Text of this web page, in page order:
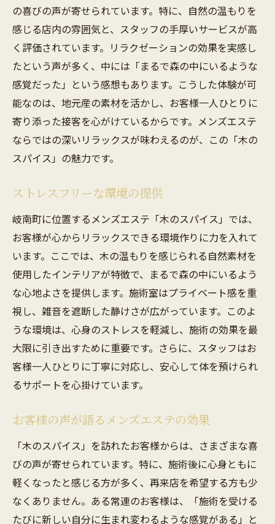
の喜びの声が寄せられています。特に、自然の温もりを
感じる店内の雰囲気と、スタッフの手厚いサービスが高
く評価されています。リラクゼーションの効果を実感し
たという声が多く、中には「まるで森の中にいるような
感覚だった」という感想もあります。こうした体験が可
能なのは、地元産の素材を活かし、お客様一人ひとりに
寄り添った接客を心がけているからです。メンズエステ
ならではの深いリラックスが味わえるのが、この「木の
スパイス」の魅力です。
ストレスフリーな環境の提供
岐南町に位置するメンズエステ「木のスパイス」では、
お客様が心からリラックスできる環境作りに力を入れて
います。ここでは、木の温もりを感じられる自然素材を
使用したインテリアが特徴で、まるで森の中にいるよう
な心地よさを提供します。施術室はプライベート感を重
視し、雑音を遮断した静けさが広がっています。このよ
うな環境は、心身のストレスを軽減し、施術の効果を最
大限に引き出すために重要です。さらに、スタッフはお
客様一人ひとりに丁寧に対応し、安心して体を預けられ
るサポートを心掛けています。
お客様の声が語るメンズエステの効果
「木のスパイス」を訪れたお客様からは、さまざまな喜
びの声が寄せられています。特に、施術後に心身ともに
軽くなったと感じる方が多く、再来店を希望する方も少
なくありません。ある常連のお客様は、「施術を受ける
たびに新しい自分に生まれ変わるような感覚がある」と